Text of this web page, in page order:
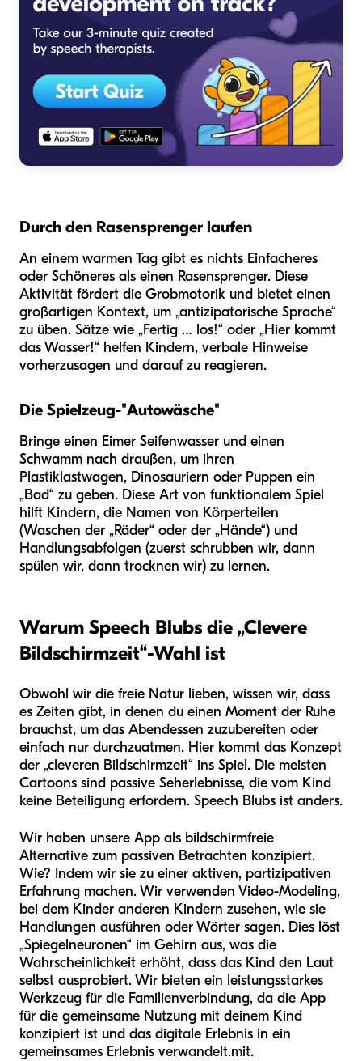
Durch den Rasensprenger laufen
An einem warmen Tag gibt es nichts Einfacheres
oder Schöneres als einen Rasensprenger. Diese
Aktivität fördert die Grobmotorik und bietet einen
großartigen Kontext, um „antizipatorische Sprache“
zu üben. Sätze wie „Fertig … los!“ oder „Hier kommt
das Wasser!“ helfen Kindern, verbale Hinweise
vorherzusagen und darauf zu reagieren.
Die Spielzeug-"Autowäsche"
Bringe einen Eimer Seifenwasser und einen
Schwamm nach draußen, um ihren
Plastiklastwagen, Dinosauriern oder Puppen ein
„Bad“ zu geben. Diese Art von funktionalem Spiel
hilft Kindern, die Namen von Körperteilen
(Waschen der „Räder“ oder der „Hände“) und
Handlungsabfolgen (zuerst schrubben wir, dann
spülen wir, dann trocknen wir) zu lernen.
Warum Speech Blubs die „Clevere
Bildschirmzeit“-Wahl ist
Obwohl wir die freie Natur lieben, wissen wir, dass
es Zeiten gibt, in denen du einen Moment der Ruhe
brauchst, um das Abendessen zuzubereiten oder
einfach nur durchzuatmen. Hier kommt das Konzept
der „cleveren Bildschirmzeit“ ins Spiel. Die meisten
Cartoons sind passive Seherlebnisse, die vom Kind
keine Beteiligung erfordern. Speech Blubs ist anders.
Wir haben unsere App als bildschirmfreie
Alternative zum passiven Betrachten konzipiert.
Wie? Indem wir sie zu einer aktiven, partizipativen
Erfahrung machen. Wir verwenden Video-Modeling,
bei dem Kinder anderen Kindern zusehen, wie sie
Handlungen ausführen oder Wörter sagen. Dies löst
„Spiegelneuronen“ im Gehirn aus, was die
Wahrscheinlichkeit erhöht, dass das Kind den Laut
selbst ausprobiert. Wir bieten ein leistungsstarkes
Werkzeug für die Familienverbindung, da die App
für die gemeinsame Nutzung mit deinem Kind
konzipiert ist und das digitale Erlebnis in ein
gemeinsames Erlebnis verwandelt.mit.